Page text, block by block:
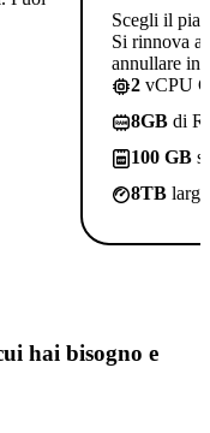
Scegli il
Si rinnova a
annullare in
2 vCPU
8GB di
100 GB
8TB
hai bisogno e